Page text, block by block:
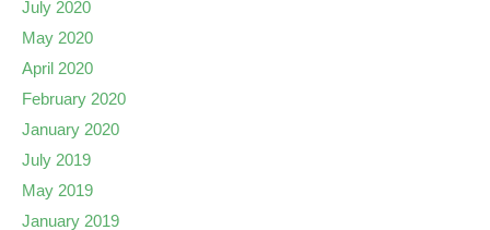
July 2020
May 2020
April 2020
February 2020
January 2020
July 2019
May 2019
January 2019